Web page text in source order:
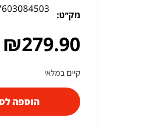
מק׳׳ט:
₪279.90
קיים במלאי
הוספה